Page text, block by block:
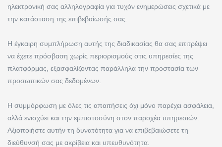
ηλεκτρονική σας αλληλογραφία για τυχόν ενημερώσεις σχετικά με
την κατάσταση της επιβεβαίωσής σας.
Η έγκαιρη συμπλήρωση αυτής της διαδικασίας θα σας επιτρέψει
να έχετε πρόσβαση χωρίς περιορισμούς στις υπηρεσίες της
πλατφόρμας, εξασφαλίζοντας παράλληλα την προστασία των
προσωπικών σας δεδομένων.
Η συμμόρφωση με όλες τις απαιτήσεις όχι μόνο παρέχει ασφάλεια,
αλλά ενισχύει και την εμπιστοσύνη στον παροχέα υπηρεσιών.
Αξιοποιήστε αυτήν τη δυνατότητα για να επιβεβαιώσετε τη
διεύθυνσή σας με ακρίβεια και υπευθυνότητα.